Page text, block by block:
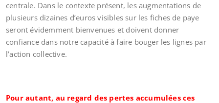
centrale. Dans le contexte présent, les augmentations de
plusieurs dizaines d’euros visibles sur les fiches de paye
seront évidemment bienvenues et doivent donner
confiance dans notre capacité à faire bouger les lignes par
l’action collective.
Pour autant, au regard des pertes accumulées ces